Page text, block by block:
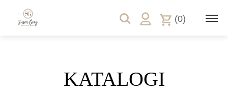
(0)
KATALOGI